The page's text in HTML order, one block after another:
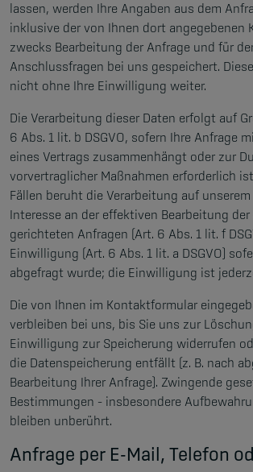
lassen, werden Ihre Angaben aus dem
inklusive der von Ihnen dort angegebenen
zwecks Bearbeitung der Anfrage und für
Anschlussfragen bei uns gespeichert.
nicht ohne Ihre Einwilligung weiter.
Die Verarbeitung dieser Daten erfolgt auf
6 Abs. 1 lit. b DSGVO, sofern Ihre Anfrage
eines Vertrags zusammenhängt oder zur
vorvertraglicher Maßnahmen erforderlich
Fällen beruht die Verarbeitung auf
Interesse an der effektiven Bearbeitung der
gerichteten Anfragen (Art. 6 Abs. 1 lit. f
Einwilligung (Art. 6 Abs. 1 lit. a DSGVO)
abgefragt wurde; die Einwilligung ist
Die von Ihnen im Kontaktformular
verbleiben bei uns, bis Sie uns zur
Einwilligung zur Speicherung widerrufen
die Datenspeicherung entfällt (z. B. nach
Bearbeitung Ihrer Anfrage). Zwingende
Bestimmungen – insbesondere
bleiben unberührt.
Anfrage per E-Mail, Telefon